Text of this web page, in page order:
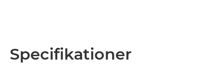
Specifikationer